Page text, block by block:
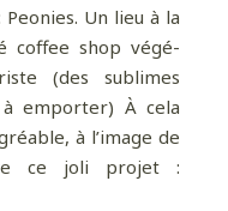
€
Un lieu à la
coffee shop végé-
(des sublimes
à emporter) À cela
à l’image de
ce joli projet :